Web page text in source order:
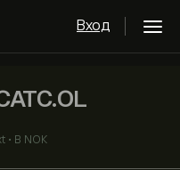
Вход
• В NOK